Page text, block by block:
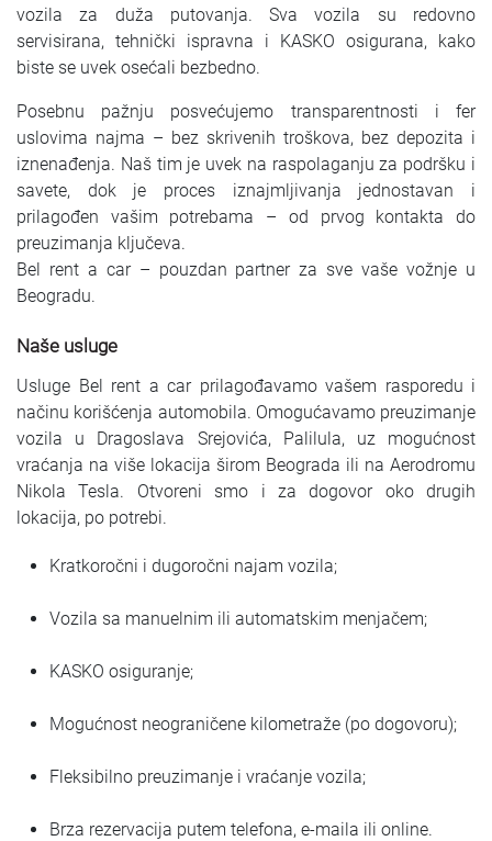
vozila za duža putovanja. Sva vozila su redovno
servisirana, tehnički ispravna i KASKO osigurana, kako
biste se uvek osećali bezbedno.
Posebnu pažnju posvećujemo transparentnosti i fer
uslovima najma – bez skrivenih troškova, bez depozita i
iznenađenja. Naš tim je uvek na raspolaganju za podršku i
savete, dok je proces iznajmljivanja jednostavan i
prilagođen vašim potrebama – od prvog kontakta do
preuzimanja ključeva.
Bel rent a car – pouzdan partner za sve vaše vožnje u
Beogradu.
Naše usluge
Usluge Bel rent a car prilagođavamo vašem rasporedu i
načinu korišćenja automobila. Omogućavamo preuzimanje
vozila u Dragoslava Srejovića, Palilula, uz mogućnost
vraćanja na više lokacija širom Beograda ili na Aerodromu
Nikola Tesla. Otvoreni smo i za dogovor oko drugih
lokacija, po potrebi.
Kratkoročni i dugoročni najam vozila;
Vozila sa manuelnim ili automatskim menjačem;
KASKO osiguranje;
Mogućnost neograničene kilometraže (po dogovoru);
Fleksibilno preuzimanje i vraćanje vozila;
Brza rezervacija putem telefona, e-maila ili online.